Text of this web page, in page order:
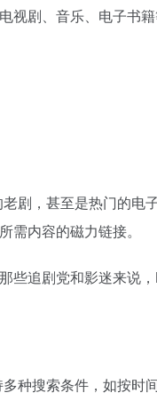
视剧、音乐、电子书
剧，甚至是热门的电
内容的磁力链接。
些追剧党和影迷来说
种搜索条件，如按时